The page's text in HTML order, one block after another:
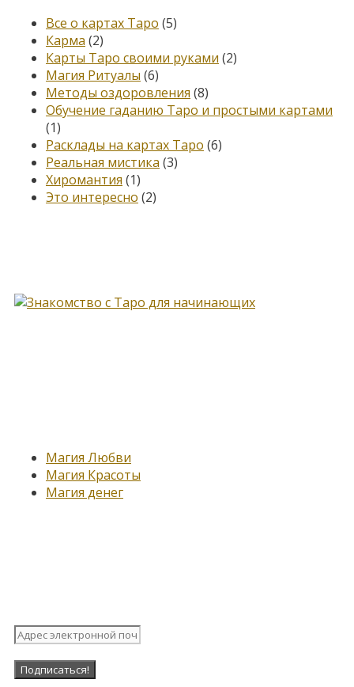
Все о картах Таро (5)
Карма (2)
Карты Таро своими руками (2)
Магия Ритуалы (6)
Методы оздоровления (8)
Обучение гаданию Таро и простыми картами
(1)
Расклады на картах Таро (6)
Реальная мистика (3)
Хиромантия (1)
Это интересно (2)
Магия Любви
Магия Красоты
Магия денег